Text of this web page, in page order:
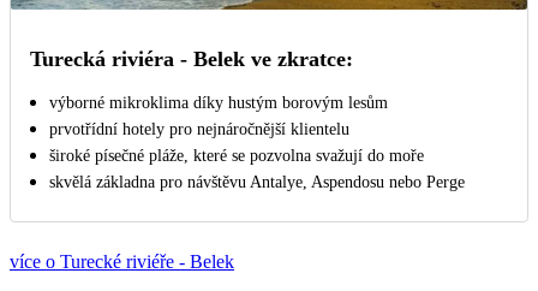
Turecká riviéra - Belek ve zkratce:
výborné mikroklima díky hustým borovým lesům
prvotřídní hotely pro nejnáročnější klientelu
široké písečné pláže, které se pozvolna svažují do moře
skvělá základna pro návštěvu Antalye, Aspendosu nebo Perge
více o Turecké riviéře - Belek